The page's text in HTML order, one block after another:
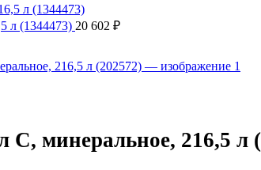
л (1344473) 20 602 ₽
С, минеральное, 216,5 л